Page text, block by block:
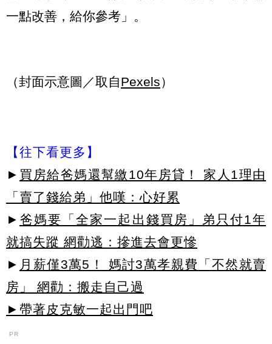
一點改善，給你參考」。
（封面示意圖／取自Pexels）
【往下看更多】
► 買房給爸媽還幫繳10年房貸！ 家人1理由
「賣了錢給弟」他嘆：心好累
► 爸媽要「全家一起出錢買房」弟只付1年
就搞失蹤 網勸逃：摻進去會更慘
► 月薪僅3萬5！ 媽討3萬孝親費「不然就賣
房」 網勸：搬走自己過
►帶著皮克敏一起出門吧
PR